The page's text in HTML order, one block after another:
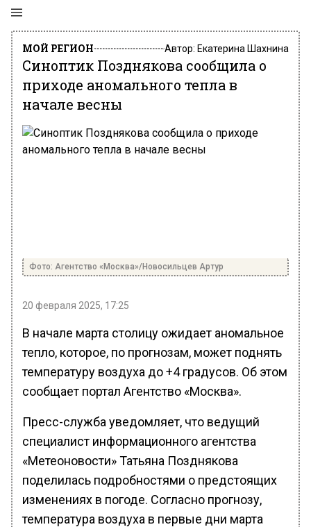
МОЙ РЕГИОН Автор: Екатерина Шахнина
Синоптик Позднякова сообщила о
приходе аномального тепла в
начале весны
Фото: Агентство «Москва»/Новосильцев Артур
20 февраля 2025, 17:25
В начале марта столицу ожидает аномальное
тепло, которое, по прогнозам, может поднять
температуру воздуха до +4 градусов. Об этом
сообщает портал Агентство «Москва».
Пресс-служба уведомляет, что ведущий
специалист информационного агентства
«Метеоновости» Татьяна Позднякова
поделилась подробностями о предстоящих
изменениях в погоде. Согласно прогнозу,
температура воздуха в первые дни марта